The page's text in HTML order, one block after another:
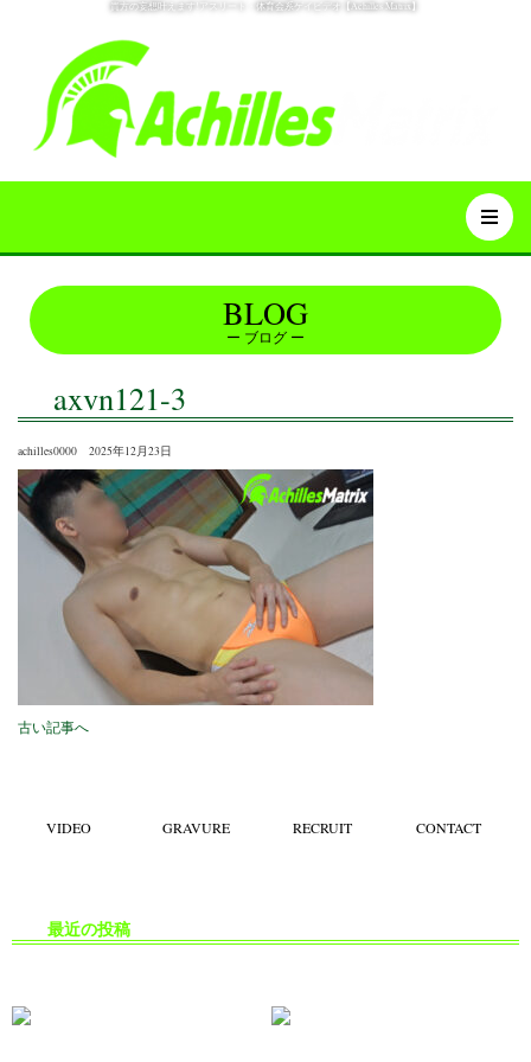
貴方の妄想叶えます!アスリート・体育会系ゲイビデオ【Achilles Matrix】
BLOG
ブログ
axvn121-3
achilles0000 2025年12月23日
古い記事へ
VIDEO GRAVURE RECRUIT CONTACT
最近の投稿